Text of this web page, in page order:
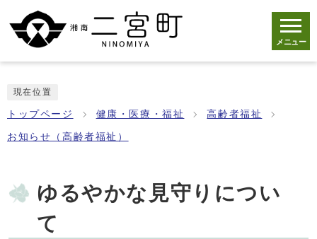
メニュー
現在位置
トップページ 健康・医療・福祉 高齢者福祉
お知らせ（高齢者福祉）
ゆるやかな見守りについ
て